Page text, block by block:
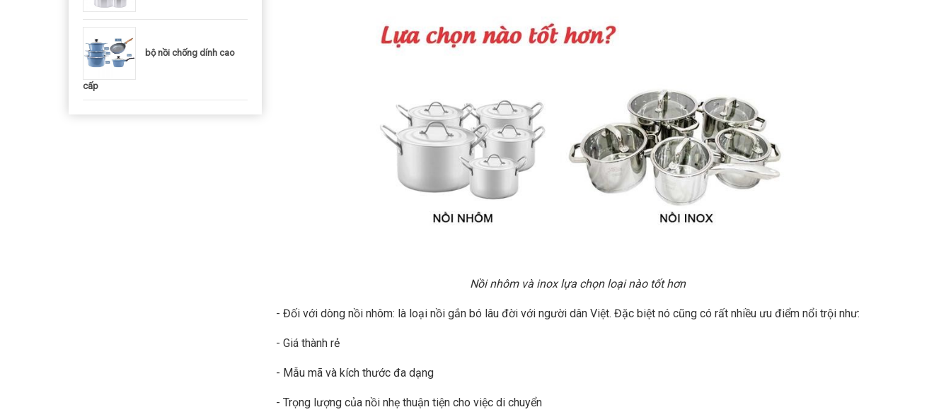
bộ nồi chống dính cao
cấp
Nồi nhôm và inox lựa chọn loại nào tốt hơn
- Đối với dòng nồi nhôm: là loại nồi gắn bó lâu đời với người dân Việt. Đặc biệt nó cũng có rất nhiều ưu điểm nổi trội như:
- Giá thành rẻ
- Mẫu mã và kích thước đa dạng
- Trọng lượng của nồi nhẹ thuận tiện cho việc di chuyển